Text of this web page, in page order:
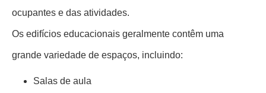
ocupantes e das atividades.
Os edifícios educacionais geralmente contêm uma
grande variedade de espaços, incluindo:
Salas de aula